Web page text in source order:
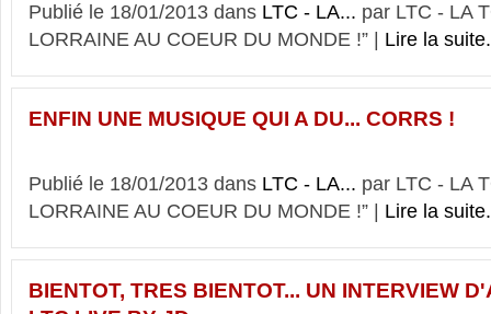
Publié le 18/01/2013 dans LTC - LA... par LTC - LA
LORRAINE AU COEUR DU MONDE !” | Lire la
ENFIN UNE MUSIQUE QUI A DU... CORRS !
Publié le 18/01/2013 dans LTC - LA... par LTC - LA
LORRAINE AU COEUR DU MONDE !” | Lire la
BIENTOT, TRES BIENTOT... UN INTERVIEW